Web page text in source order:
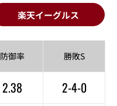
楽天イーグルス
防御率 勝敗S
2.38 2-4-0